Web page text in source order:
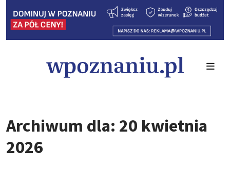
Archiwum dla: 20 kwietnia
2026